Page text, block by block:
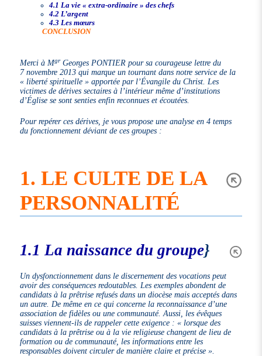
4.1 La vie « extra-ordinaire » des chefs
4.2 L’argent
4.3 Les mœurs
CONCLUSION
Merci à MgrGeorges PONTIER pour sa courageuse lettre du
7 novembre 2013 qui marque un tournant dans notre service de la
« liberté spirituelle » apportée par l’Évangile du Christ. Les
victimes de dérives sectaires à l’intérieur même d’institutions
d’Église se sont senties enfin reconnues et écoutées.
Pour repérer ces dérives, je vous propose une analyse en 4 temps
du fonctionnement déviant de ces groupes :
1. LE CULTE DE LA
PERSONNALITÉ
1.1 La naissance du groupe}
Un dysfonctionnement dans le discernement des vocations peut
avoir des conséquences redoutables. Les exemples abondent de
candidats à la prêtrise refusés dans un diocèse mais acceptés dans
un autre. De même en ce qui concerne la reconnaissance d’une
association de fidèles ou une communauté. Aussi, les évêques
suisses viennent-ils de rappeler cette exigence :« lorsque des
candidats à la prêtrise ou à la vie religieuse changent de lieu de
formation ou de communauté, les informations entre les
responsables doivent circuler de manière claire et précise »